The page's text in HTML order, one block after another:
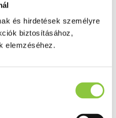
és hirdetések személyre
biztosításához,
elemzéséhez.